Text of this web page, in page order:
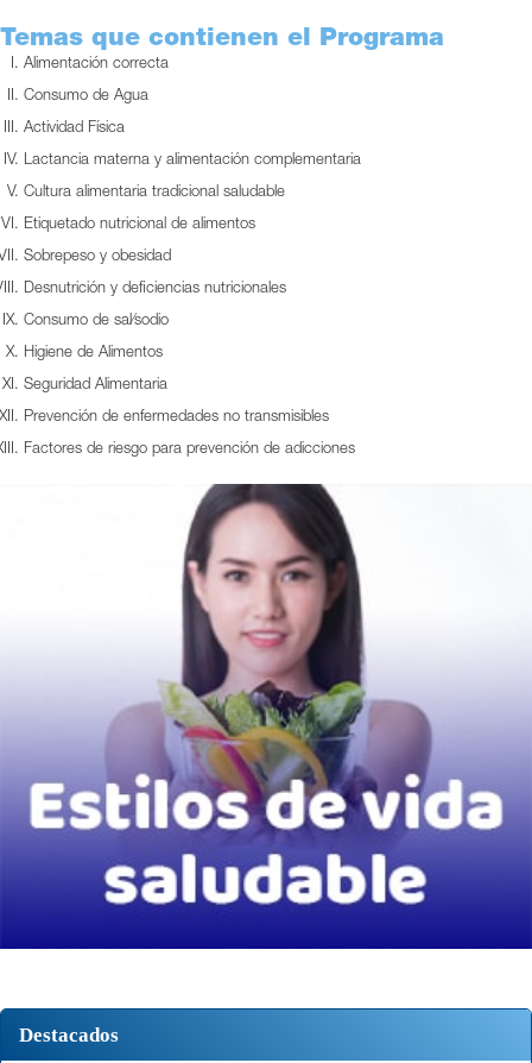
Temas que contienen el Programa
Alimentación correcta
Consumo de Agua
Actividad Física
Lactancia materna y alimentación complementaria
Cultura alimentaria tradicional saludable
Etiquetado nutricional de alimentos
Sobrepeso y obesidad
Desnutrición y deficiencias nutricionales
Consumo de sal⁄sodio
Higiene de Alimentos
Seguridad Alimentaria
Prevención de enfermedades no transmisibles
Factores de riesgo para prevención de adicciones
Destacados